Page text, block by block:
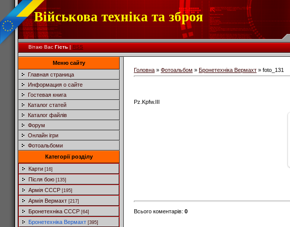
Військова техніка та зброя
Вітаю Вас Гість|RSS
Меню сайту
Главная страница
Информация о сайте
Гостевая книга
Каталог статей
Каталог файлів
Форум
Онлайн ігри
Фотоальбоми
Категорії розділу
Карти [16]
Після бою [135]
Армія СССР [195]
Армія Вермахт [217]
Бронетехніка СССР [64]
Бронетехніка Вермахт [395]
Головна » Фотоальбом » Бронетехніка Вермахт » foto_131
Pz.Kpfw.III
Всього коментарів: 0